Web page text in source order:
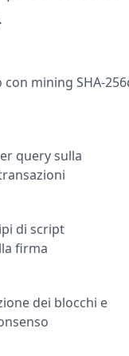
mining SHA-
query sulla
di script
firma
dei blocchi e